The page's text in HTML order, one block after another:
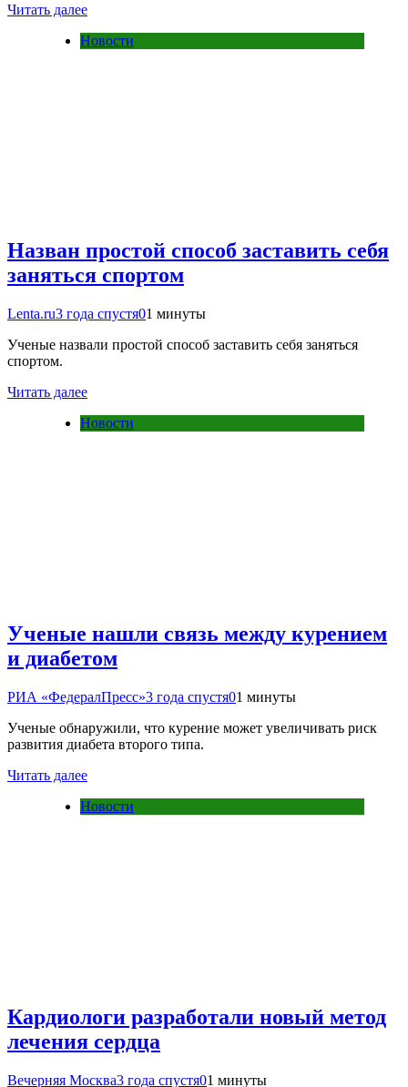
Читать далее
Новости
Назван простой способ заставить себя
заняться спортом
Lenta.ru3 года спустя01 минуты
Ученые назвали простой способ заставить себя заняться
спортом.
Читать далее
Новости
Ученые нашли связь между курением
и диабетом
РИА «ФедералПресс»3 года спустя01 минуты
Ученые обнаружили, что курение может увеличивать риск
развития диабета второго типа.
Читать далее
Новости
Кардиологи разработали новый метод
лечения сердца
Вечерняя Москва3 года спустя01 минуты